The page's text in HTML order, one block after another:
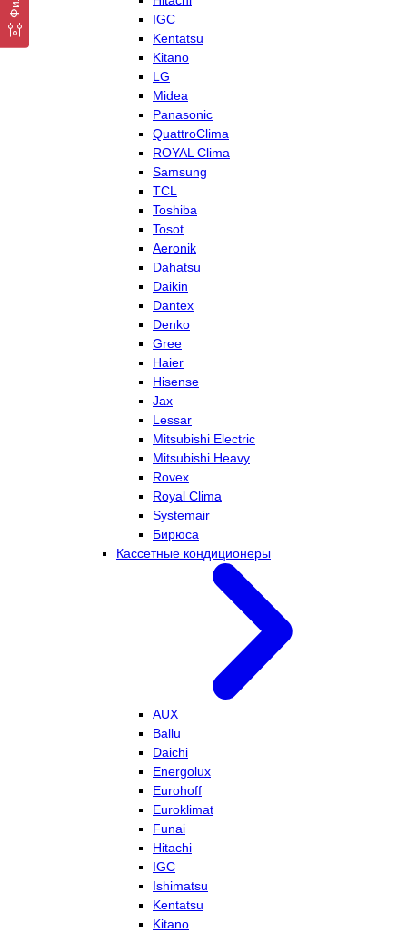
IGC
Kentatsu
Kitano
LG
Midea
Panasonic
QuattroClima
ROYAL Clima
Samsung
TCL
Toshiba
Tosot
Aeronik
Dahatsu
Daikin
Dantex
Denko
Gree
Haier
Hisense
Jax
Lessar
Mitsubishi Electric
Mitsubishi Heavy
Rovex
Royal Clima
Systemair
Бирюса
Кассетные кондиционеры
AUX
Ballu
Daichi
Energolux
Eurohoff
Euroklimat
Funai
Hitachi
IGC
Ishimatsu
Kentatsu
Kitano